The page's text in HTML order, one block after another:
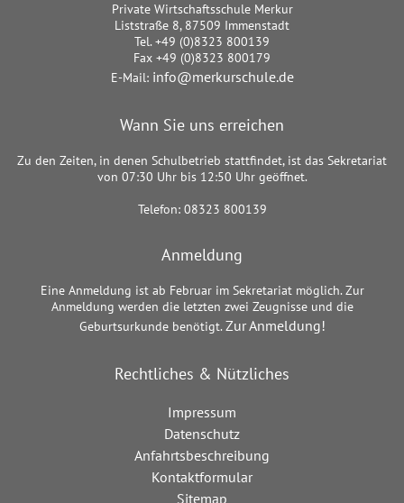
Private Wirtschaftsschule Merkur
Liststraße 8, 87509 Immenstadt
Tel. +49 (0)8323 800139
Fax +49 (0)8323 800179
E-Mail: info@merkurschule.de
Wann Sie uns erreichen
Zu den Zeiten, in denen Schulbetrieb stattfindet, ist das Sekretariat
von 07:30 Uhr bis 12:50 Uhr geöffnet.
Telefon: 08323 800139
Anmeldung
Eine Anmeldung ist ab Februar im Sekretariat möglich. Zur
Anmeldung werden die letzten zwei Zeugnisse und die
Geburtsurkunde benötigt. Zur Anmeldung!
Rechtliches & Nützliches
Impressum
Datenschutz
Anfahrtsbeschreibung
Kontaktformular
Sitemap